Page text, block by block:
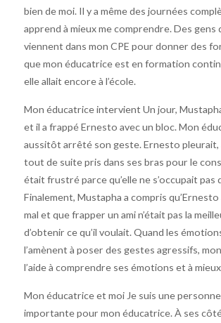
bien de moi. Il y a même des journées
apprend à mieux me comprendre. Des gens
viennent dans mon CPE pour donner des
que mon éducatrice est en formation
elle allait encore à l’école.
Mon éducatrice intervient Un jour,
et il a frappé Ernesto avec un bloc. Mon
aussitôt arrêté son geste. Ernesto pleurait,
tout de suite pris dans ses bras pour le
était frustré parce qu’elle ne s’occupait pas
Finalement, Mustapha a compris
mal et que frapper un ami n’était pas la
d’obtenir ce qu’il voulait. Quand les
l’amènent à poser des gestes agressifs,
l’aide à comprendre ses émotions et à
Mon éducatrice et moi Je suis une
importante pour mon éducatrice. À ses